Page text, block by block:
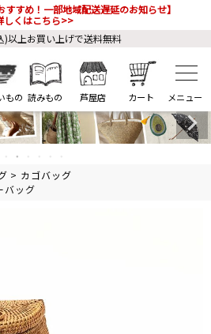
すすめ！一部地域配送遅延のお知らせ】
しくはこちら>>
)以上お買い上げで送料無料
もの 読みもの 芦屋店 カート
カゴバッグ
バッグ